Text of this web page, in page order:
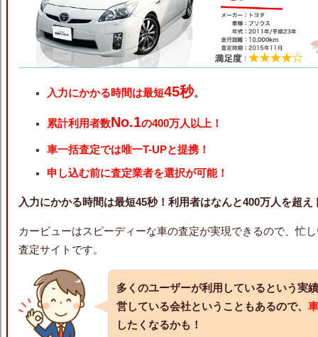
入力にかかる時間は最短45秒。
累計利用者数No.1の400万人以上！
車一括査定では唯一T-UPと提携！
申し込む前に査定業者を選択が可能！
入力にかかる時間は最短45秒！利用者はなんと400万人を超
カービューはスピーディーな車の査定が実現できるので、忙
査定サイトです。
多くのユーザーが利用しているという実
営している会社ということもあるので、
したくなるかも！